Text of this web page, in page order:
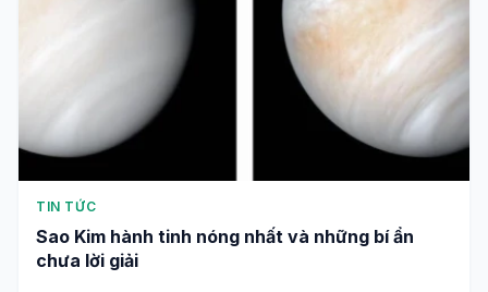
TIN TỨC
Sao Kim hành tinh nóng nhất và những bí ẩn
chưa lời giải